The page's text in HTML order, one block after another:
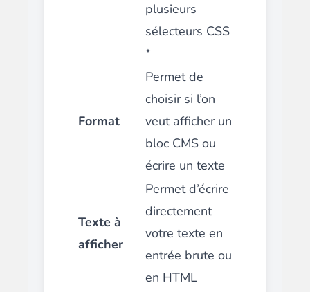
plusieurs
sélecteurs CSS
*
Format
Permet de
choisir si l’on
veut afficher un
bloc CMS ou
écrire un texte
Texte à
afficher
Permet d’écrire
directement
votre texte en
entrée brute ou
en HTML